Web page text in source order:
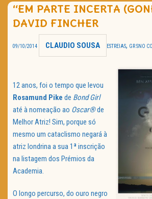
HOME CINEMA
NOTA PESSOAL
TRAILER DO DIA
“EM PARTE INCERTA
DAVID FINCHER
09/10/2014 CLAUDIO SOUSA ESTREIAS, GR SNO
12 anos, foi o tempo que levou
Rosamund Pike de Bond Girl
até à nomeação ao Oscar®de
Melhor Atriz! Sim, porque só
mesmo um cataclismo negará à
atriz londrina a sua 1ª inscrição
na listagem dos Prémios da
Academia.
O longo percurso, do ouro negro